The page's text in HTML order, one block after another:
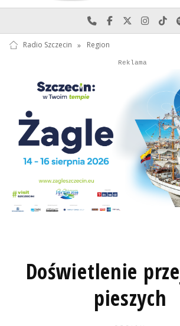
Najlepiej po prostu do
Odwiedź nas na
Odwiedź
Radio Szczecin » Region
Autopromocja
Reklama
Doświetlenie
pieszych